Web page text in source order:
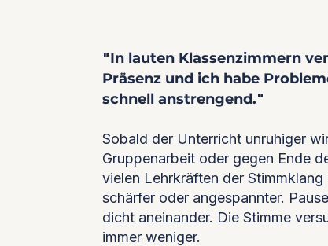
"In lauten Klassenzimmern
Präsenz und ich habe
schnell anstrengend."
Sobald der Unterricht unruhiger
Gruppenarbeit oder gegen Ende
vielen Lehrkräften der
schärfer oder angespannter.
dicht aneinander. Die Stimme
immer weniger.